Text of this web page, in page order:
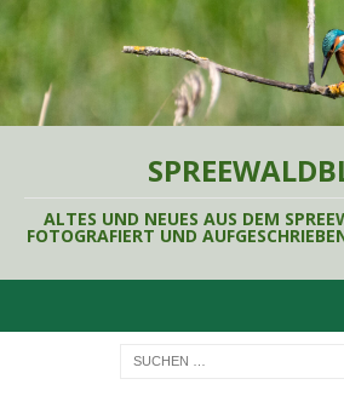
ALTES UND NEUES AUS DEM
FOTOGRAFIERT UND